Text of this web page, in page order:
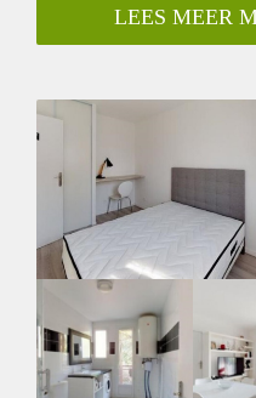
Garantiestelling mogelijk: Ja
Borg: 1 maand
Gedeelde keuken: Nee
Gedeelde Douche: Nee
Gedeelde woonkamer: Nee
Huisgenoten: Nee
Geslacht huisgenoten: N.v.t.
LEES MEER